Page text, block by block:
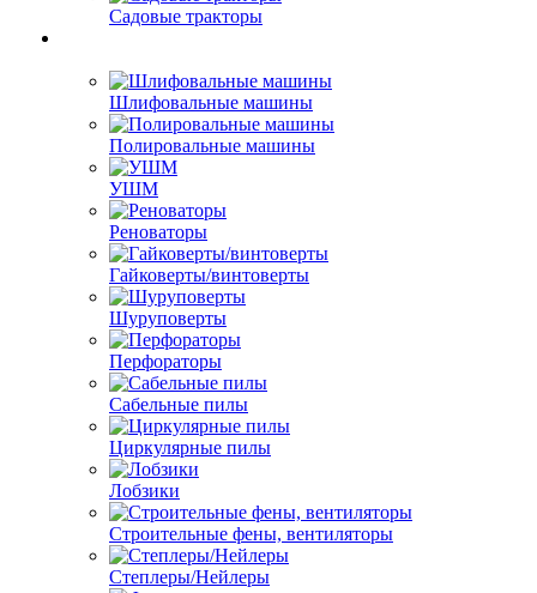
Садовые тракторы
Шлифовальные машины
Полировальные машины
УШМ
Реноваторы
Гайковерты/винтоверты
Шуруповерты
Перфораторы
Сабельные пилы
Циркулярные пилы
Лобзики
Строительные фены, вентиляторы
Степлеры/Нейлеры